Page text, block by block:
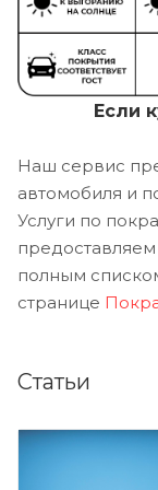
Если
Наш сервис
автомобиля и
Услуги по
полным
странице
Статьи